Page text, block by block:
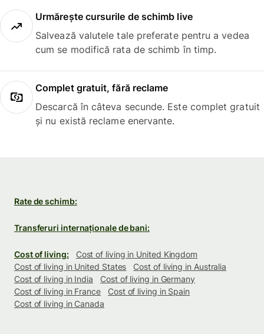
Urmărește cursurile de schimb live
Salvează valutele tale preferate pentru a vedea
cum se modifică rata de schimb în timp.
Complet gratuit, fără reclame
Descarcă în câteva secunde. Este complet gratuit
și nu există reclame enervante.
Rate de schimb:
Transferuri internaționale de bani:
Cost of living:
Cost of living in United Kingdom
Cost of living in United States
Cost of living in Australia
Cost of living in India
Cost of living in Germany
Cost of living in France
Cost of living in Spain
Cost of living in Canada